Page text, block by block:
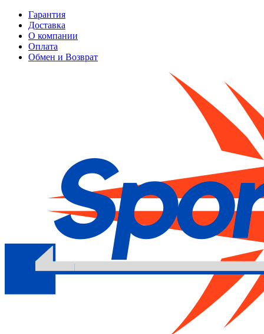
Гарантия
Доставка
О компании
Оплата
Обмен и Возврат